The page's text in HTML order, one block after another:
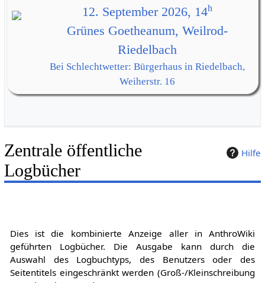
12. September 2026, 14h
Grünes Goetheanum, Weilrod-
Riedelbach
Bei Schlechtwetter: Bürgerhaus in Riedelbach,
Weiherstr. 16
Hilfe
Zentrale öffentliche
Logbücher
Dies ist die kombinierte Anzeige aller in AnthroWiki
geführten Logbücher. Die Ausgabe kann durch die
Auswahl des Logbuchtyps, des Benutzers oder des
Seitentitels eingeschränkt werden (Groß-/Kleinschreibung